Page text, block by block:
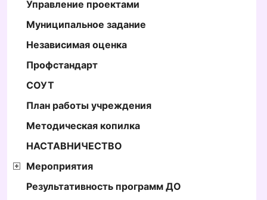
Управление проектами
Муниципальное задание
Независимая оценка
Профстандарт
СОУТ
План работы учреждения
Методическая копилка
НАСТАВНИЧЕСТВО
Мероприятия
Результативность программ ДО